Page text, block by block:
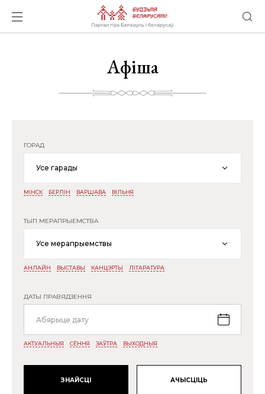
Афіша
ГОРАД
Усе гарады
МІНСК БЕРЛІН ВАРШАВА ВІЛЬНЯ
ТЫП МЕРАПРЫЕМСТВА
Усе мерапрыемствы
АНЛАЙН ВЫСТАВЫ КАНЦЭРТЫ ЛІТАРАТУРА
ДАТЫ ПРАВЯДЗЕННЯ
АКТУАЛЬНЫЯ СЁННЯ ЗАЎТРА ВЫХОДНЫЯ
АЧЫСЦІЦЬ